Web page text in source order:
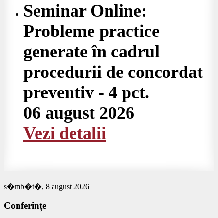
Seminar Online:
Probleme practice
generate în cadrul
procedurii de concordat
preventiv - 4 pct.
06 august 2026
Vezi detalii
s�mb�t�, 8 august 2026
Conferințe